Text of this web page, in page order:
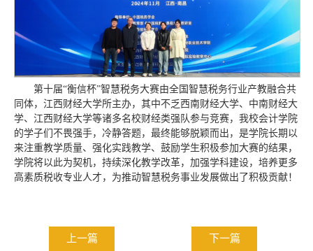
第十届“衡信杯”智慧税务大赛由全国智慧税务行业产教融合共
同体，江西财经大学所主办，其中不乏西南财经大学、中南财经大
学、江西财经大学等诸多名校财经类强队参与竞赛，我校会计学院
的学子们不畏强手，冷静答题，最终能够脱颖而出，是学院长期以
来注重教学质量、强化实践教学、鼓励学生积极参加大赛的结果，‌
学院将以此为契机，持续深化教学改革，加强学科建设，培养更多
高素质税收专业人才，为推动智慧税务事业发展做出了积极贡献！
上一篇 下一篇